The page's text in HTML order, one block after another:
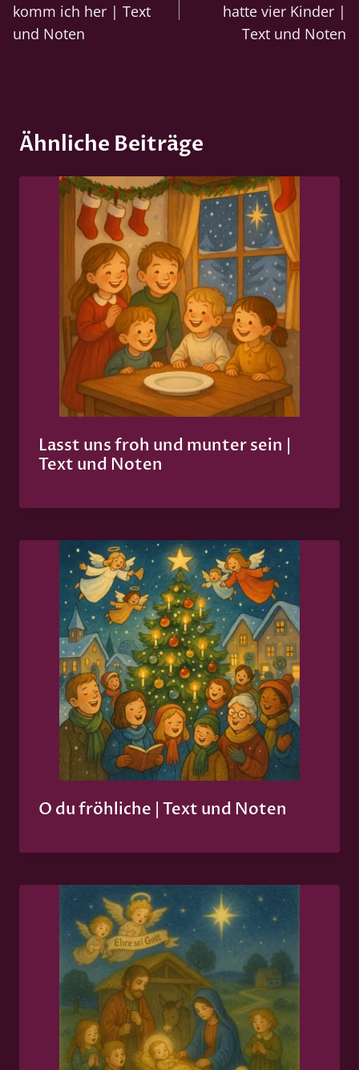
komm ich her | Text
und Noten
hatte vier Kinder |
Text und Noten
Ähnliche Beiträge
Lasst uns froh und munter sein |
Text und Noten
O du fröhliche | Text und Noten